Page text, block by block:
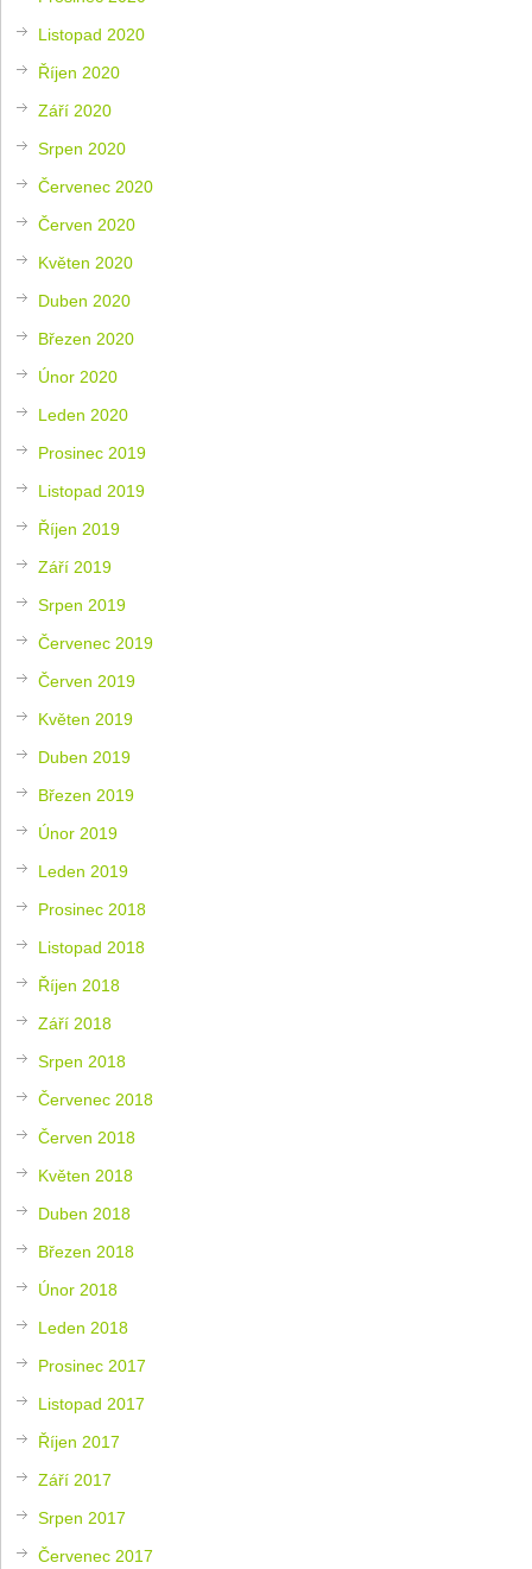
Listopad 2020
Říjen 2020
Září 2020
Srpen 2020
Červenec 2020
Červen 2020
Květen 2020
Duben 2020
Březen 2020
Únor 2020
Leden 2020
Prosinec 2019
Listopad 2019
Říjen 2019
Září 2019
Srpen 2019
Červenec 2019
Červen 2019
Květen 2019
Duben 2019
Březen 2019
Únor 2019
Leden 2019
Prosinec 2018
Listopad 2018
Říjen 2018
Září 2018
Srpen 2018
Červenec 2018
Červen 2018
Květen 2018
Duben 2018
Březen 2018
Únor 2018
Leden 2018
Prosinec 2017
Listopad 2017
Říjen 2017
Září 2017
Srpen 2017
Červenec 2017